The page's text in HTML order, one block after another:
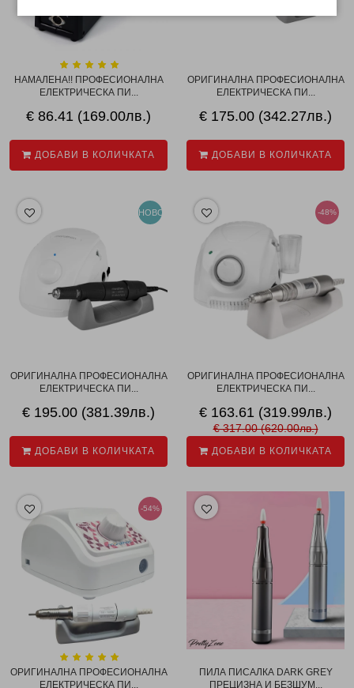
НАМАЛЕНА!! ПРОФЕСИОНАЛНА
ЕЛЕКТРИЧЕСКА ПИ...
€ 86.41 (169.00лв.)
ДОБАВИ В КОЛИЧКАТА
ОРИГИНАЛНА ПРОФЕСИОНАЛНА
ЕЛЕКТРИЧЕСКА ПИ...
€ 175.00 (342.27лв.)
ДОБАВИ В КОЛИЧКАТА
НОВО
ОРИГИНАЛНА ПРОФЕСИОНАЛНА
ЕЛЕКТРИЧЕСКА ПИ...
€ 195.00 (381.39лв.)
ДОБАВИ В КОЛИЧКАТА
-48%
ОРИГИНАЛНА ПРОФЕСИОНАЛНА
ЕЛЕКТРИЧЕСКА ПИ...
€ 163.61 (319.99лв.)
€ 317.00 (620.00лв.)
ДОБАВИ В КОЛИЧКАТА
-54%
ОРИГИНАЛНА ПРОФЕСИОНАЛНА
ЕЛЕКТРИЧЕСКА ПИ...
ПИЛА ПИСАЛКА DARK GREY
ПРЕЦИЗНА И БЕЗШУМ...